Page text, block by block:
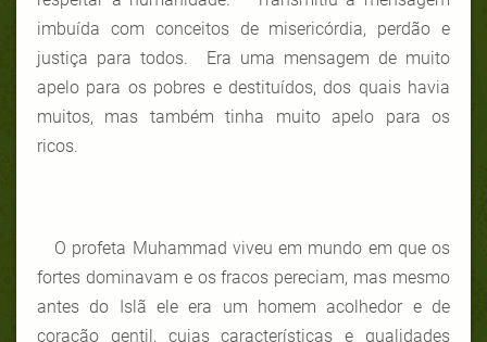
imbuída com conceitos de misericórdia, perdão e
justiça para todos. Era uma mensagem de muito
apelo para os pobres e destituídos, dos quais havia
muitos, mas também tinha muito apelo para os
ricos.
O profeta Muhammad viveu em mundo em que os
fortes dominavam e os fracos pereciam, mas mesmo
antes do Islã ele era um homem acolhedor e de
coração gentil, cujas características e qualidades